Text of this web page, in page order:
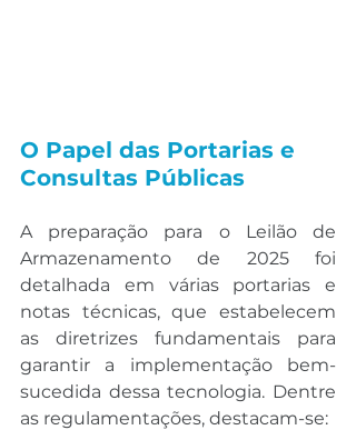
O Papel das Portarias e
Consultas Públicas
A preparação para o Leilão de
Armazenamento de 2025 foi
detalhada em várias portarias e
notas técnicas, que estabelecem
as diretrizes fundamentais para
garantir a implementação bem-
sucedida dessa tecnologia. Dentre
as regulamentações, destacam-se: